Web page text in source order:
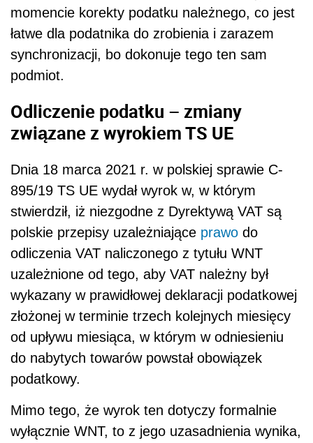
momencie korekty podatku należnego, co jest
łatwe dla podatnika do zrobienia i zarazem
synchronizacji, bo dokonuje tego ten sam
podmiot.
Odliczenie podatku – zmiany
związane z wyrokiem TS UE
Dnia 18 marca 2021 r. w polskiej sprawie C-
895/19 TS UE wydał wyrok w, w którym
stwierdził, iż niezgodne z Dyrektywą VAT są
polskie przepisy uzależniające prawo do
odliczenia VAT naliczonego z tytułu WNT
uzależnione od tego, aby VAT należny był
wykazany w prawidłowej deklaracji podatkowej
złożonej w terminie trzech kolejnych miesięcy
od upływu miesiąca, w którym w odniesieniu
do nabytych towarów powstał obowiązek
podatkowy.
Mimo tego, że wyrok ten dotyczy formalnie
wyłącznie WNT, to z jego uzasadnienia wynika,